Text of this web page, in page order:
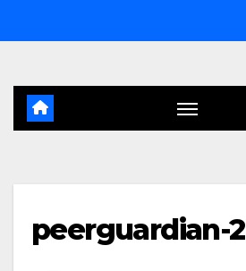
al
peerguardian-2